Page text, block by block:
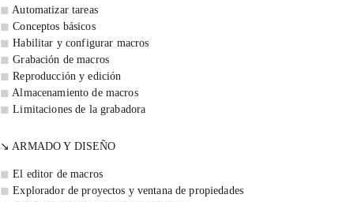
◼ Automatizar tareas
◼ Conceptos básicos
◼ Habilitar y configurar macros
◼ Grabación de macros
◼ Reproducción y edición
◼ Almacenamiento de macros
◼ Limitaciones de la grabadora
↘️ ARMADO Y DISEÑO
◼ El editor de macros
◼ Explorador de proyectos y ventana de propiedades